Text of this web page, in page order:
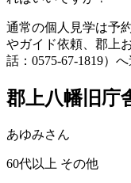
通常の個人見学は予
やガイド依頼、郡上
話：0575-67-1819）
郡上八幡旧庁
あゆみさん
60代以上 その他